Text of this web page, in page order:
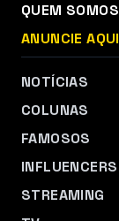
QUEM SOMOS
ANUNCIE
NOTÍCIAS
COLUNAS
FAMOSOS
INFLUENCERS
STREAMING